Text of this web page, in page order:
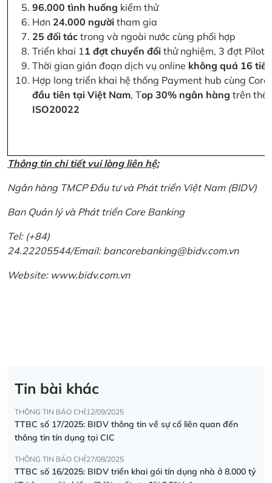
96.000 tình huống kiểm thử
Hơn 24.000 người tham gia
25 đối tác trong và ngoài nước cùng phối hợp
Triển khai 11 đợt chuyển đổi thử nghiệm, 3 đợt Pilot
Thời gian gián đoạn dịch vụ online không quá 16
Hợp long triển khai hệ thống Payment hub cùng
đầu tiên tại Việt Nam, Top 30% ngân hàng trên thế
ISO20022
Thông tin chi tiết vui lòng liên hệ:
Ngân hàng TMCP Đầu tư và Phát triển Việt Nam (BIDV)
Ban Quản lý và Phát triển Core Banking
Tel: (+84)
24.22205544/Email: bancorebanking@bidv.com.vn
Website: www.bidv.com.vn
Tin bài khác
THÔNG TIN BÁO CHÍ12/09/2025
TTBC số 17/2025: BIDV thông tin về sự cố liên quan đến
thông tin tín dụng tại CIC
THÔNG TIN BÁO CHÍ27/08/2025
TTBC số 16/2025: BIDV triển khai gói tín dụng nhà ở 8.000 tỷ